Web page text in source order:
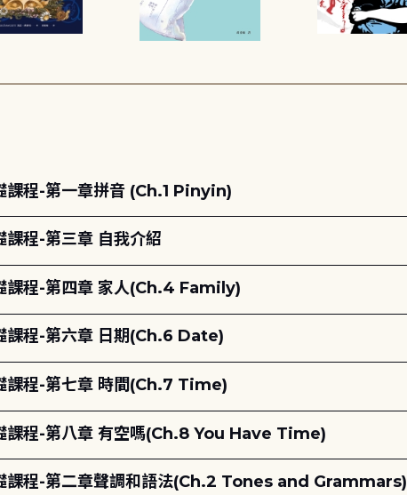
課程-第一章拼音 (Ch.1 Pinyin)
課程-第三章 自我介紹
課程-第四章 家人(Ch.4 Family)
課程-第六章 日期(Ch.6 Date)
課程-第七章 時間(Ch.7 Time)
課程-第八章 有空嗎(Ch.8 You Have Time)
課程-第二章聲調和語法(Ch.2 Tones and Grammars)